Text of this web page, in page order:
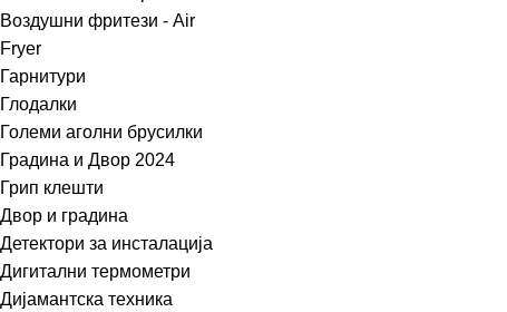
Воздушни фритези - Air
Fryer
Гарнитури
Глодалки
Големи аголни брусилки
Градина и Двор 2024
Грип клешти
Двор и градина
Детектори за инсталација
Дигитални термометри
Дијамантска техника